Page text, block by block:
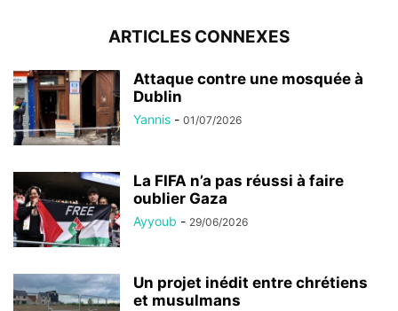
ARTICLES CONNEXES
Attaque contre une mosquée à
Dublin
Yannis - 01/07/2026
La FIFA n’a pas réussi à faire
oublier Gaza
Ayyoub - 29/06/2026
Un projet inédit entre chrétiens
et musulmans